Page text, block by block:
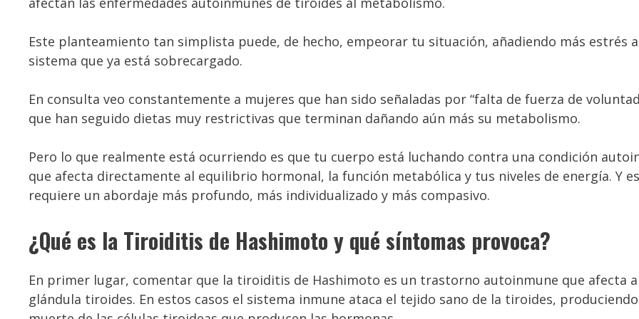
Este planteamiento tan simplista puede, de hecho, empeorar tu situación, añadiendo más estrés
sistema que ya está sobrecargado.
En consulta veo constantemente a mujeres que han sido señaladas por “falta de fuerza de
que han seguido dietas muy restrictivas que terminan dañando aún más su metabolismo.
Pero lo que realmente está ocurriendo es que tu cuerpo está luchando contra una condición
que afecta directamente al equilibrio hormonal, la función metabólica y tus niveles de energía. Y
requiere un abordaje más profundo, más individualizado y más compasivo.
¿Qué es la Tiroiditis de Hashimoto y qué síntomas provoca?
En primer lugar, comentar que la tiroiditis de Hashimoto es un trastorno autoinmune que afecta
glándula tiroides. En estos casos el sistema inmune ataca el tejido sano de la tiroides,